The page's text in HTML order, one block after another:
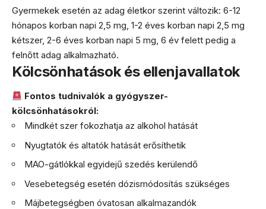
Gyermekek esetén az adag életkor szerint változik: 6-12
hónapos korban napi 2,5 mg, 1-2 éves korban napi 2,5 mg
kétszer, 2-6 éves korban napi 5 mg, 6 év felett pedig a
felnőtt adag alkalmazható.
Kölcsönhatások és ellenjavallatok
Fontos tudnivalók a gyógyszer-
kölcsönhatásokról:
Mindkét szer fokozhatja az alkohol hatását
Nyugtatók és altatók hatását erősíthetik
MAO-gátlókkal egyidejű szedés kerülendő
Vesebetegség esetén dózismódosítás szükséges
Májbetegségben óvatosan alkalmazandók